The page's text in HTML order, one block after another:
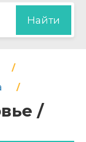
Найти
/